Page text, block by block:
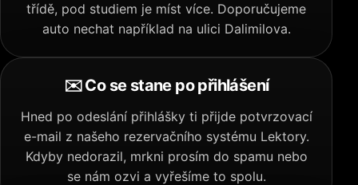
třídě, pod studiem je míst více. Doporučujeme
auto nechat například na ulici Dalimilova.
✉️ Co se stane po přihlášení
Hned po odeslání přihlášky ti přijde potvrzovací
e-mail z našeho rezervačního systému Lektory.
Kdyby nedorazil, mrkni prosím do spamu nebo
se nám ozvi a vyřešíme to spolu.